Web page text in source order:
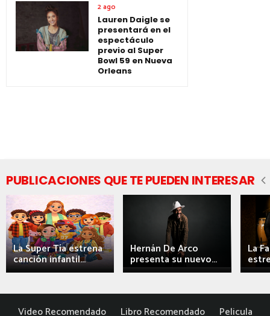
2 ago
Lauren Daigle se
presentará en el
espectáculo
previo al Super
Bowl 59 en Nueva
Orleans
PUBLICACIONES QUE TE PUEDEN INTERESAR
La Super Tía estrena
canción infantil...
Hernán De Arco
presenta su nuevo...
La
Video Recomendado Libro Recomendado
Pelicula